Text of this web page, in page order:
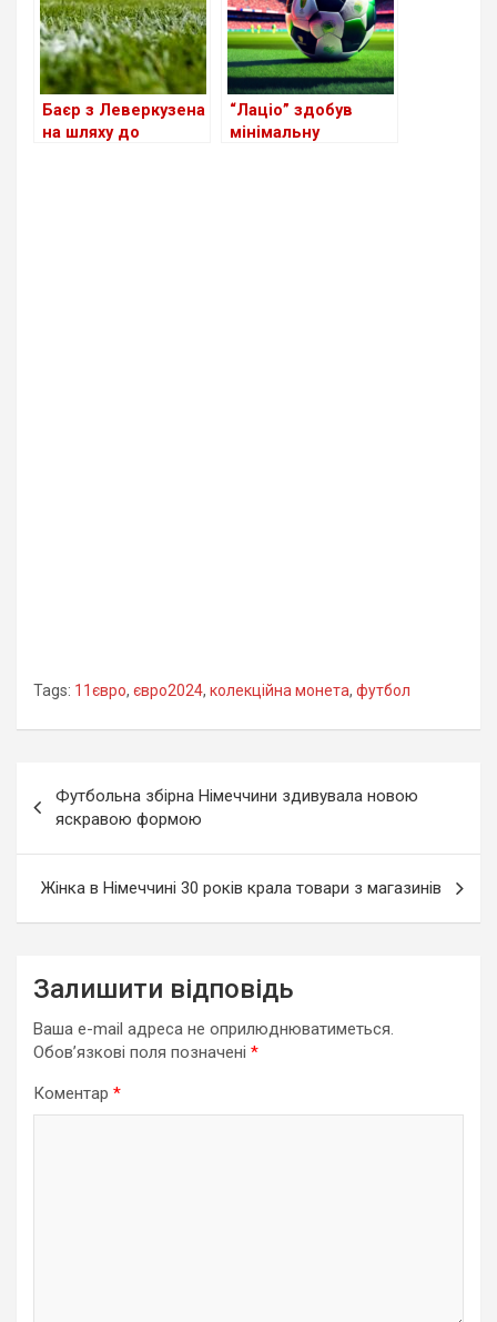
Баєр з Леверкузена
на шляху до
“Лаціо” здобув
мінімальну
Tags: 11євро, євро2024, колекційна монета, футбол
записів
Футбольна збірна Німеччини здивувала новою
яскравою формою
Жінка в Німеччині 30 років крала товари з магазинів
Залишити відповідь
Ваша e-mail адреса не оприлюднюватиметься.
Обов’язкові поля позначені *
Коментар *